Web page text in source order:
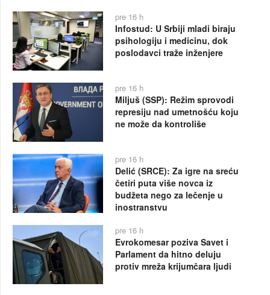
pre 16 h
Infostud: U Srbiji mladi biraju
psihologiju i medicinu, dok
poslodavci traže inženjere
pre 16 h
Miljuš (SSP): Režim sprovodi
represiju nad umetnošću koju
ne može da kontroliše
pre 16 h
Delić (SRCE): Za igre na sreću
četiri puta više novca iz
budžeta nego za lečenje u
inostranstvu
pre 16 h
Evrokomesar poziva Savet i
Parlament da hitno deluju
protiv mreža krijumčara ljudi